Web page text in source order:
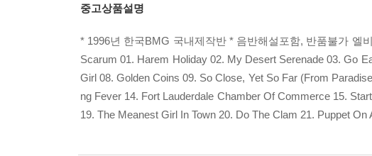
중고상품설명
* 1996년 한국BMG 국내제작반 * 음반해설포함, 반품불가 엘
Scarum 01. Harem Holiday 02. My Desert Serenade 03. Go
Girl 08. Golden Coins 09. So Close, Yet So Far (From
ng Fever 14. Fort Lauderdale Chamber Of Commerce 15.
19. The Meanest Girl In Town 20. Do The Clam 21. Puppet